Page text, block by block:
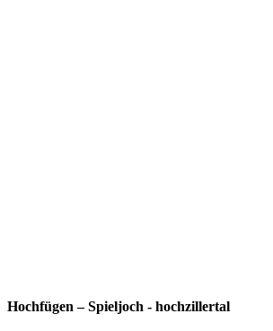
Hochfügen – Spieljoch - hochzillertal